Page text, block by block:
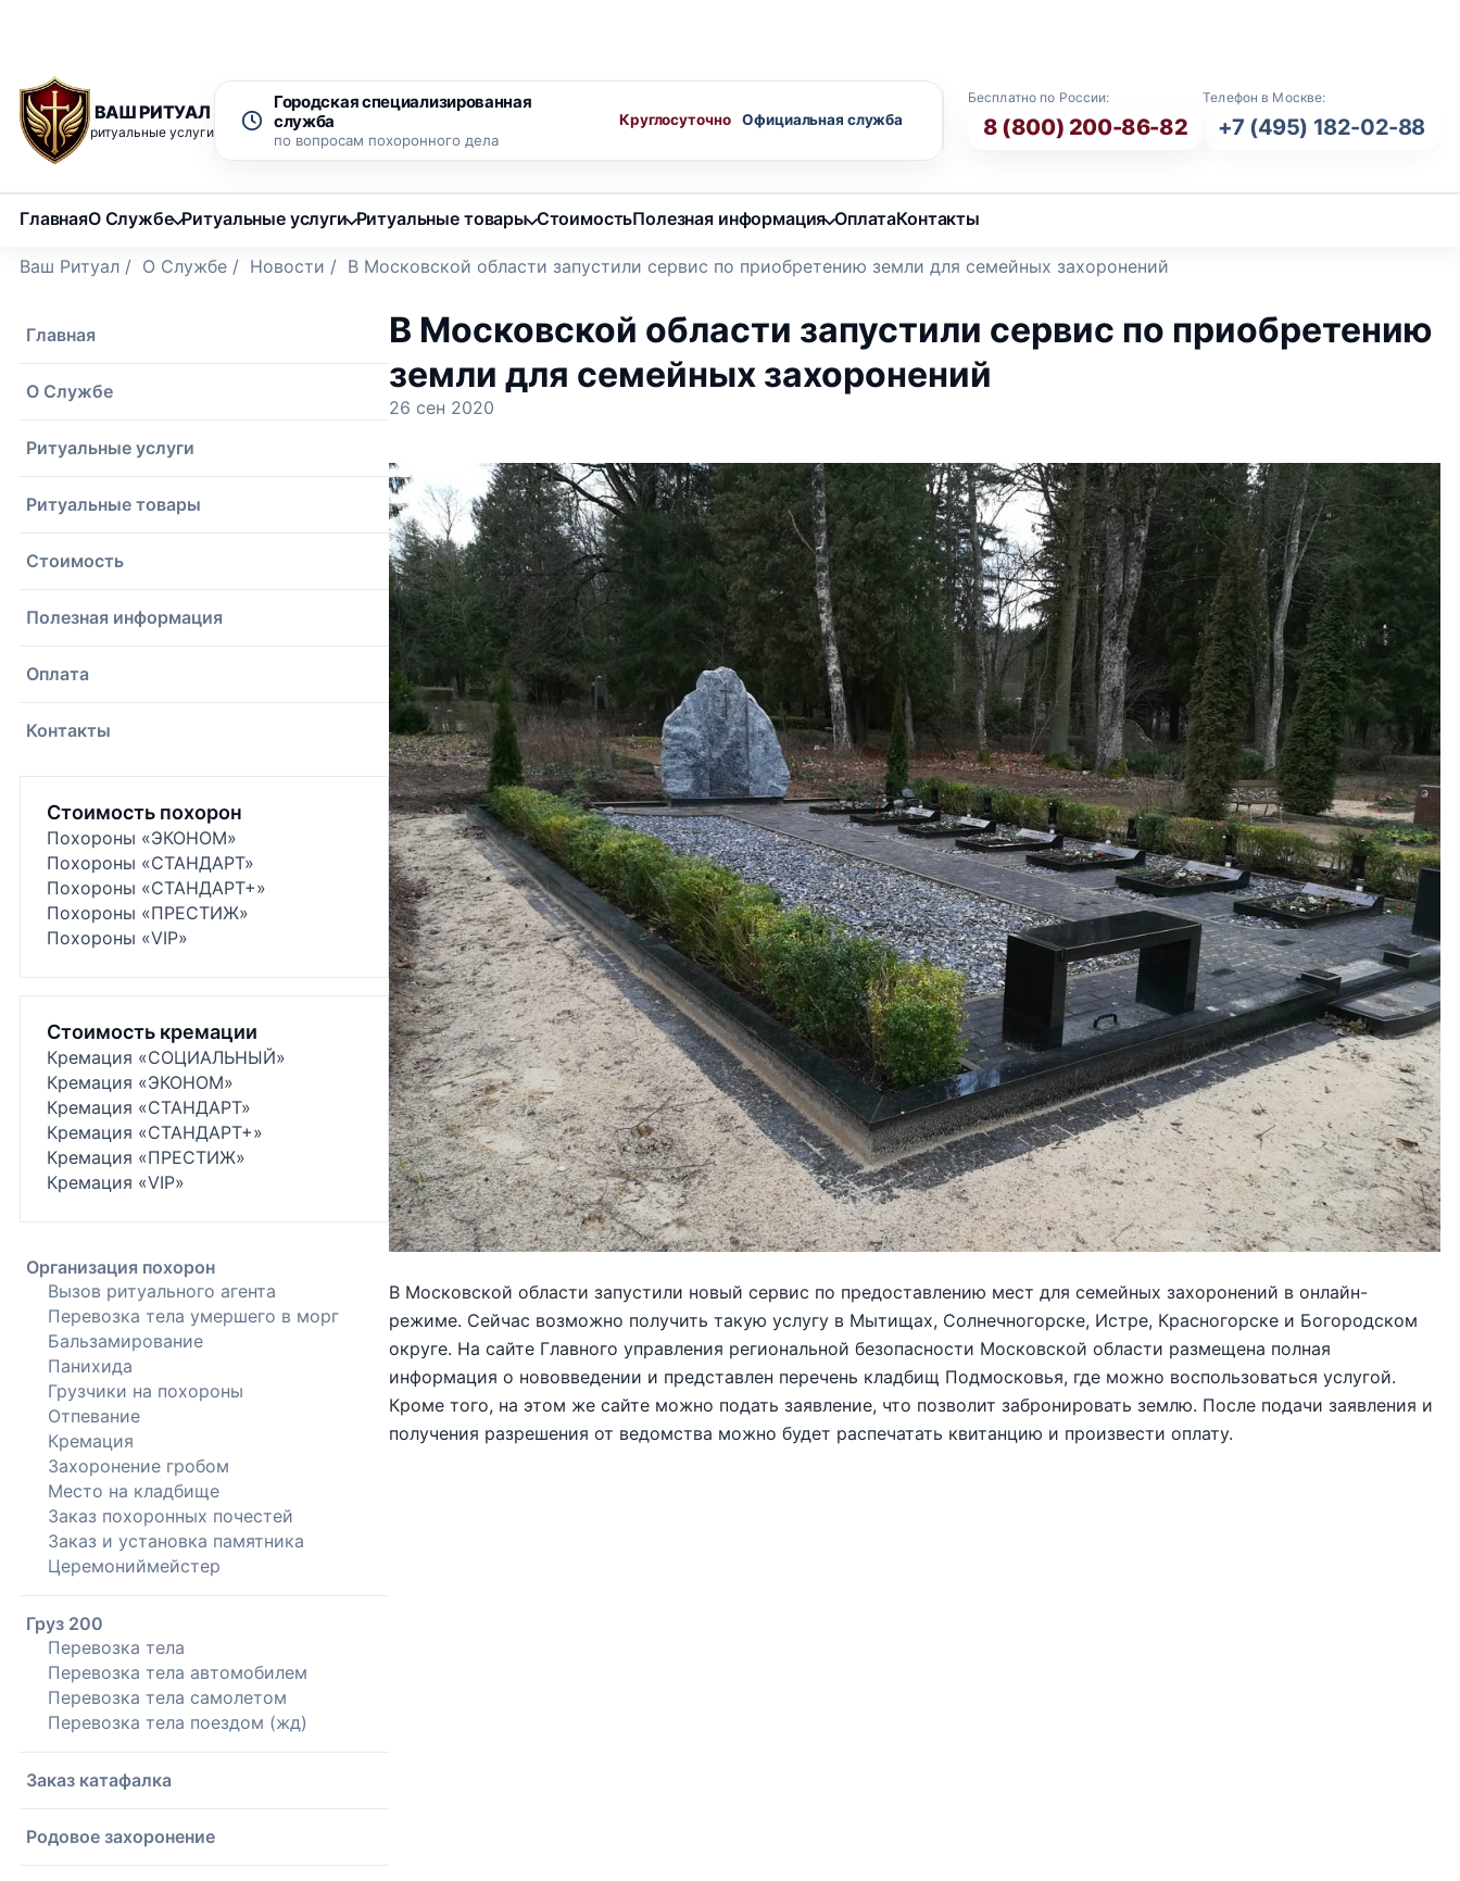
ВАШ РИТУАЛ
ритуальные услуги
Бесплатно по России:
8 (800) 200-86-82
Телефон в Москве:
+7 (495) 182-02-88
Городская специализированная
служба
по вопросам похоронного дела
Круглосуточно
ГлавнаяО Службе Ритуальные услуги Ритуальные товары СтоимостьПолезная информация ОплатаКонтакты
Ваш Ритуал / О Службе / Новости / В Московской области запустили сервис по приобретению земли для семейных захоронений
Главная
О Службе
Ритуальные услуги
Ритуальные товары
Стоимость
Полезная информация
Оплата
Контакты
Стоимость похорон
Похороны «ЭКОНОМ»
Похороны «СТАНДАРТ»
Похороны «СТАНДАРТ+»
Похороны «ПРЕСТИЖ»
Похороны «VIP»
Стоимость кремации
Кремация «СОЦИАЛЬНЫЙ»
Кремация «ЭКОНОМ»
Кремация «СТАНДАРТ»
Кремация «СТАНДАРТ+»
Кремация «ПРЕСТИЖ»
Кремация «VIP»
Организация похорон
Вызов ритуального агента
Перевозка тела умершего в морг
Бальзамирование
Панихида
Грузчики на похороны
Отпевание
Кремация
Захоронение гробом
Место на кладбище
Заказ похоронных почестей
Заказ и установка памятника
Церемониймейстер
Груз 200
Перевозка тела
Перевозка тела автомобилем
Перевозка тела самолетом
Перевозка тела поездом (жд)
Заказ катафалка
Родовое захоронение
В Московской области запустили сервис по приобретению
земли для семейных захоронений
26 сен 2020
В Московской области запустили новый сервис по предоставлению мест для семейных захоронений в онлайн-
режиме. Сейчас возможно получить такую услугу в Мытищах, Солнечногорске, Истре, Красногорске и Богородском
округе. На сайте Главного управления региональной безопасности Московской области размещена полная
информация о нововведении и представлен перечень кладбищ Подмосковья, где можно воспользоваться услугой.
Кроме того, на этом же сайте можно подать заявление, что позволит забронировать землю. После подачи заявления и
получения разрешения от ведомства можно будет распечатать квитанцию и произвести оплату.